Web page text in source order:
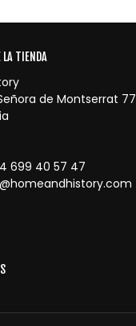
LA TIENDA
de Montserrat 77
699 40 57 47